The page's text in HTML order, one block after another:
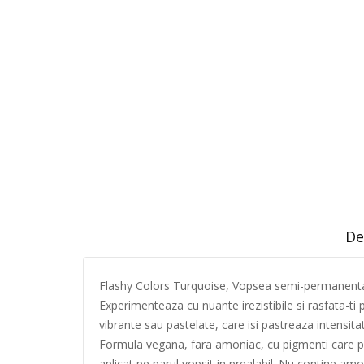
Flashy Colors Turquoise, Vopsea semi-
Experimenteaza cu nuante irezistibile si rasfata-ti
vibrante sau pastelate, care isi pastreaza
Formula vegana, fara amoniac, cu pigmenti care